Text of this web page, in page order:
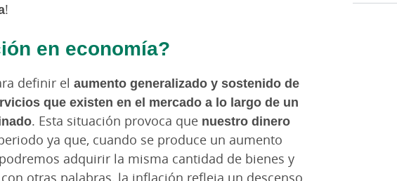
!
en economía?
definir el aumento generalizado y sostenido de
que existen en el mercado a lo largo de un
. Esta situación provoca que nuestro dinero
ya que, cuando se produce un aumento
adquirir la misma cantidad de bienes y